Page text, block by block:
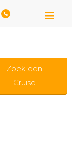
Zoek een
Cruise